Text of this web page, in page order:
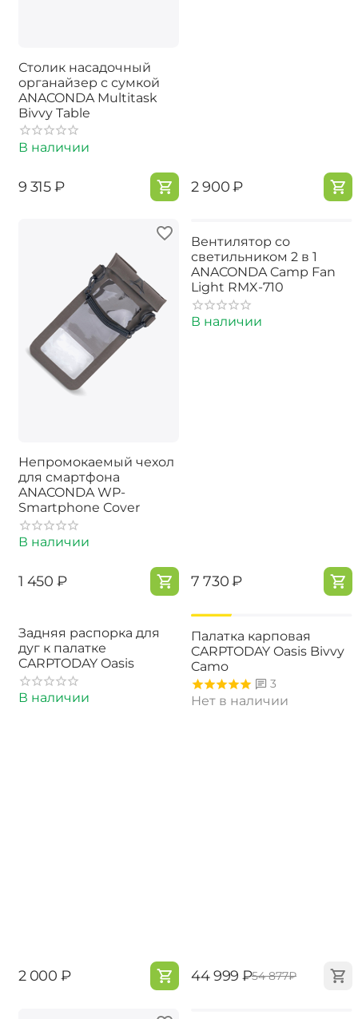
Столик насадочный
органайзер с сумкой
ANACONDA Multitask
Bivvy Table
В наличии
‍9 315‍₽ ‍2 900‍₽
Непромокаемый чехол
для смартфона
ANACONDA WP-
Smartphone Cover
В наличии
‍1 450‍ ₽
Вентилятор со
светильником 2 в 1
ANACONDA Camp Fan
Light RMX-710
В наличии
‍7 730‍₽
Задняя распорка для
дуг к палатке
CARPTODAY Oasis
В наличии
‍2 000‍ ₽
Палатка карповая
CARPTODAY Oasis Bivvy
Camo
3
Нет в наличии
‍44 999‍ ₽‍54 877‍₽